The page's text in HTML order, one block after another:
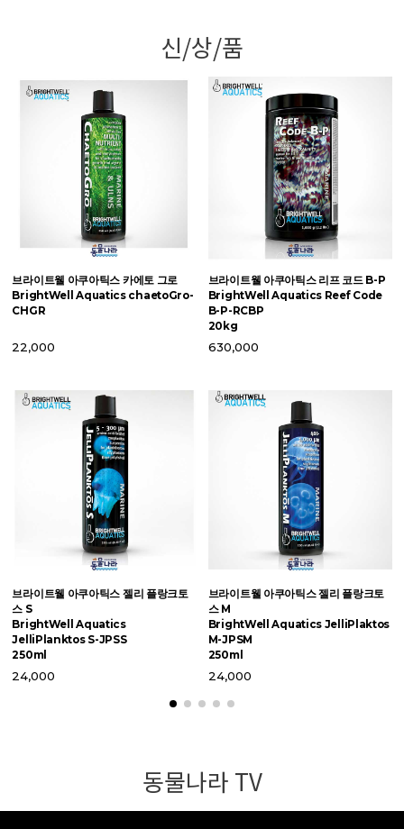
신/상/품
브라이트웰 아쿠아틱스 카에토 그로
BrightWell Aquatics chaetoGro-
CHGR
22,000
브라이트웰 아쿠아틱스 리프 코드 B-P
BrightWell Aquatics Reef Code
B-P-RCBP
20kg
630,000
브라이트웰 아쿠아틱스 젤리 플랑크토
스 S
BrightWell Aquatics
JelliPlanktos S-JPSS
250ml
24,000
브라이트웰 아쿠아틱스 젤리 플랑크토
스 M
BrightWell Aquatics JelliPlaktos
M-JPSM
250ml
24,000
동물나라 TV